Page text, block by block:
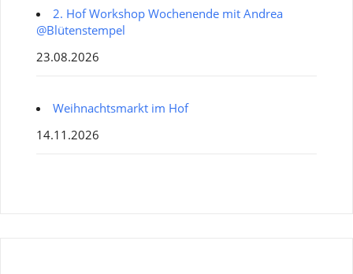
2. Hof Workshop Wochenende mit Andrea
@Blütenstempel
23.08.2026
Weihnachtsmarkt im Hof
14.11.2026